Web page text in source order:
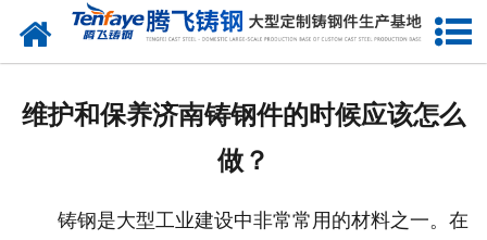
网站首页
维护和保养济南铸钢件的时候应该怎么
做？
铸钢是大型工业建设中非常常用的材料之一。在